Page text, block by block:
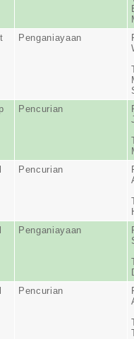
Penganiayaan
Pencurian
Pencurian
Penganiayaan
Pencurian